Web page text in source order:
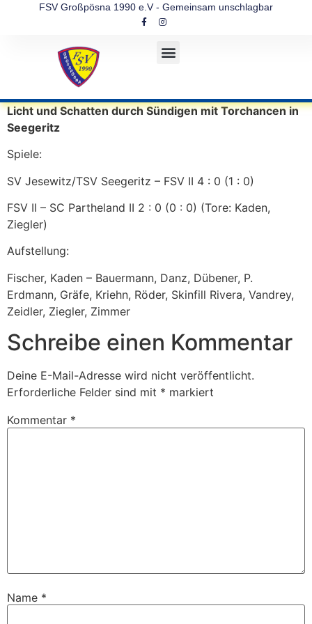
FSV Großpösna 1990 e.V - Gemeinsam unschlagbar
Licht und Schatten durch Sündigen mit Torchancen in
Seegeritz
Spiele:
SV Jesewitz/TSV Seegeritz – FSV II 4 : 0 (1 : 0)
FSV II – SC Partheland II 2 : 0 (0 : 0) (Tore: Kaden,
Ziegler)
Aufstellung:
Fischer, Kaden – Bauermann, Danz, Dübener, P.
Erdmann, Gräfe, Kriehn, Röder, Skinfill Rivera, Vandrey,
Zeidler, Ziegler, Zimmer
Schreibe einen Kommentar
Deine E-Mail-Adresse wird nicht veröffentlicht.
Erforderliche Felder sind mit * markiert
Kommentar *
Name *